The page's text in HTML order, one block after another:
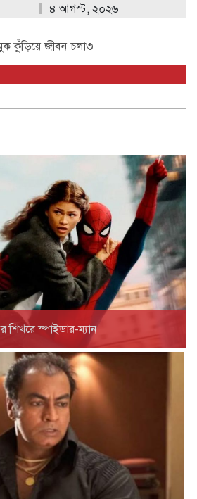
৪ আগস্ট, ২০২৬
কুঁড়িয়ে জীবন চলা৩
শিখরে স্পাইডার-ম্যান